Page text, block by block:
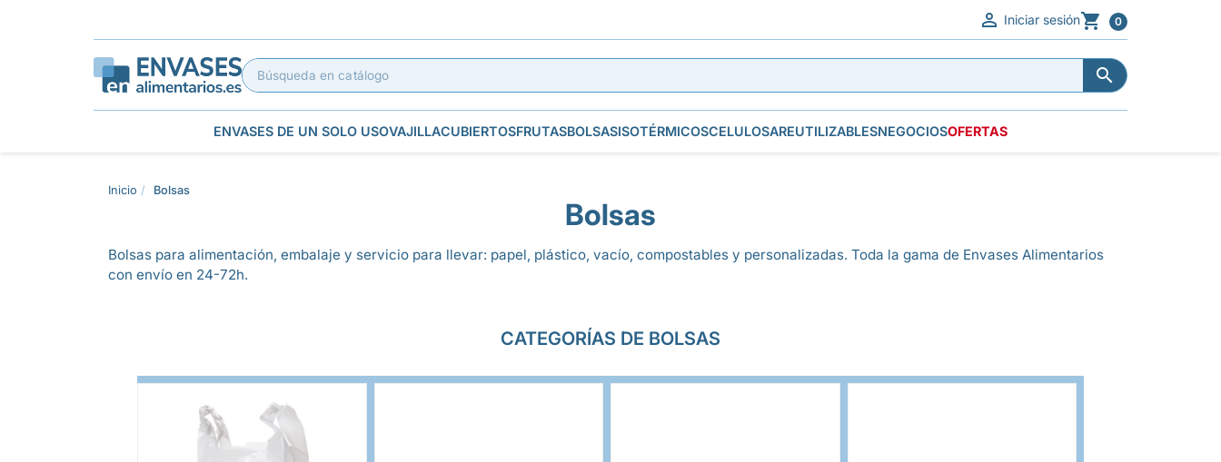
 Iniciar sesión 0


ENVASES DE UN SOLO USOVAJILLACUBIERTOSFRUTASBOLSASISOTÉRMICOSCELULOSAREUTILIZABLESNEGOCIOSOFERTAS
Inicio Bolsas
Bolsas
Bolsas para alimentación, embalaje y servicio para llevar: papel, plástico, vacío, compostables y personalizadas. Toda la gama de Envases Alimentarios
con envío en 24-72h.
CATEGORÍAS DE BOLSAS